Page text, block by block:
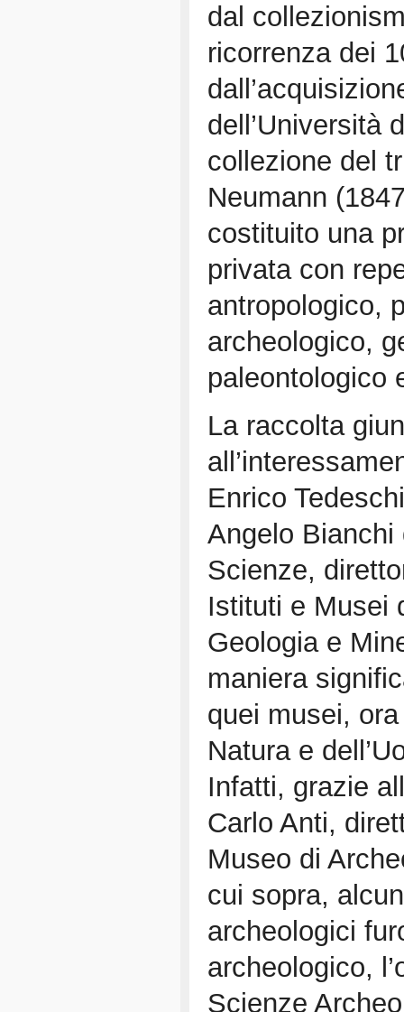
dal
ricorrenza dei
dell’Università
collezione del
Neumann
costituito una
privata con
antropologico,
archeologico,
paleontologico
La raccolta
Enrico
Angelo
Scienze,
Istituti e Musei
Geologia e
maniera
quei musei,
Natura e
Infatti, grazie
Carlo Anti,
Museo di
cui sopra,
archeologici
archeologico,
Scienze